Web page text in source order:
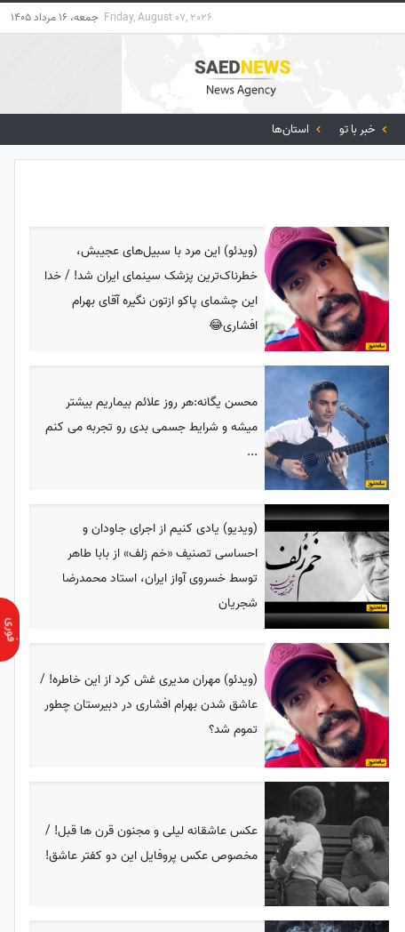
Friday, August 07, 2026 جمعه، 16 مرداد 1405
خبر با تو استان‌ها
(ویدئو) این مرد با سبیل‌های عجیبش،
خطرناک‌ترین پزشک سینمای ایران شد! / خدا
این چشمای پاکو ازتون نگیره آقای بهرام
افشاری😂
محسن یگانه:هر روز علائم بیماریم بیشتر
میشه و شرایط جسمی بدی رو تجربه می کنم
...
(ویدیو) یادی کنیم از اجرای جاودان و
احساسی تصنیف «خم زلف» از بابا طاهر
توسط خسروی آواز ایران، استاد محمدرضا
شجریان
(ویدئو) مهران مدیری غش کرد از این خاطره! /
عاشق شدن بهرام افشاری در دبیرستان چطور
تموم شد؟
عکس عاشقانه لیلی و مجنون قرن ها قبل! /
مخصوص عکس پروفایل این دو کفتر عاشق!